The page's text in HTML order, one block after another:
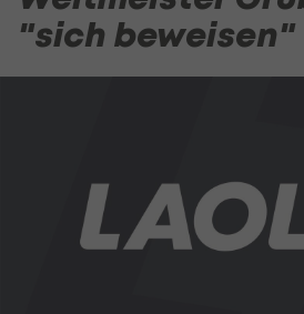
"sich beweisen"